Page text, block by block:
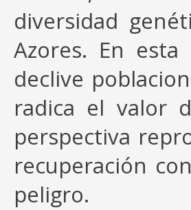
diversidad
Azores. En
declive
radica el valor
perspectiva
recuperación
peligro.